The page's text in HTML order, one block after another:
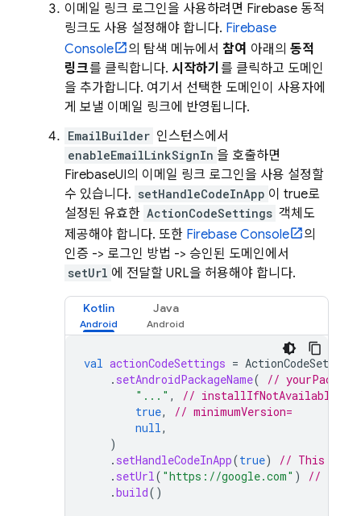
이메일 링크 로그인을 사용하려면 Firebase 동적
링크도 사용 설정해야 합니다. Firebase
Console
의 탐색 메뉴에서 참여 아래의 동적
링크를 클릭합니다. 시작하기 를 클릭하고 도메인
을 추가합니다. 여기서 선택한 도메인이 사용자에
게 보낼 이메일 링크에 반영됩니다.
EmailBuilder 인스턴스에서
enableEmailLinkSignIn 을 호출하면
FirebaseUI의 이메일 링크 로그인을 사용 설정할
수 있습니다. setHandleCodeInApp 이 true로
설정된 유효한 ActionCodeSettings 객체도
제공해야 합니다. 또한 Firebase Console
의
인증 -> 로그인 방법 -> 승인된 도메인에서
setUrl 에 전달할 URL을 허용해야 합니다.
Kotlin Java
val actionCodeSettings = ActionCodeSettings
. setAndroidPackageName(
//
"..." ,
// installIfNotAvailable=
true,
// minimumVersion=
null,
)
. setHandleCodeInApp(true)
// This
. setUrl( "https://google.com" )
// This
.build()